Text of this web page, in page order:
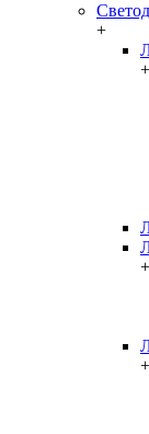
+
+
+
+